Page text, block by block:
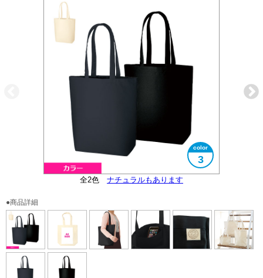
全2色 ナチュラルもあります
3
A4サイズ対応
大きさイメージ
便利な内ポケット付き
オーガニックコットンマーク付き
3サイズ展開の真ん中のサイズです
●商品詳細